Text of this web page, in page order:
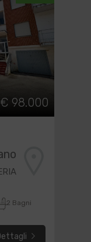
€ 98.000
2 Bagni